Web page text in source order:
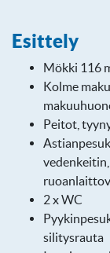
Esittely
Mökki 116
Kolme
Peitot,
2 x WC
silitysrauta